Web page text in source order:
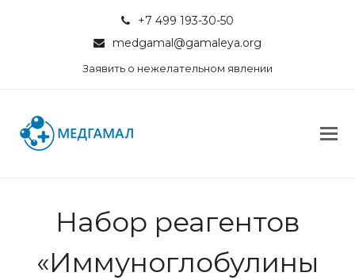
+7 499 193-30-50
medgamal@gamaleya.org
Заявить о нежелательном явлении
Набор реагентов
«Иммуноглобулины